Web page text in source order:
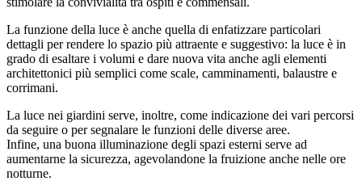
La funzione della luce è anche quella di enfatizzare particolari
dettagli per rendere lo spazio più attraente e suggestivo: la luce è in
grado di esaltare i volumi e dare nuova vita anche agli elementi
architettonici più semplici come scale, camminamenti, balaustre e
corrimani.
La luce nei giardini serve, inoltre, come indicazione dei vari percorsi
da seguire o per segnalare le funzioni delle diverse aree.
Infine, una buona illuminazione degli spazi esterni serve ad
aumentarne la sicurezza, agevolandone la fruizione anche nelle ore
notturne.